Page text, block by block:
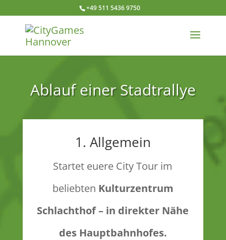
+49 511 5436 9750
Ablauf einer Stadtrallye
1. Allgemein
Startet euere City Tour im
beliebten Kulturzentrum
Schlachthof – in direkter Nähe
des Hauptbahnhofes.